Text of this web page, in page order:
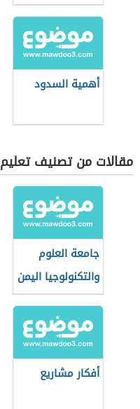
واللامركزية
أهمية السدود
مقالات من تصنيف تعليم
جامعة العلوم
والتكنولوجيا اليمن
أفكار مشاريع